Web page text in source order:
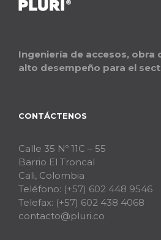
Ingeniería de accesos, obra
alto desempeño para el
CONTÁCTENOS
Calle 35 Nº 11C – 55
Barrio El Troncal
Cali, Colombia
Teléfono: (+57) 602 448 9546
Telefax: (+57) 602 438 4068
contacto@pluri.co